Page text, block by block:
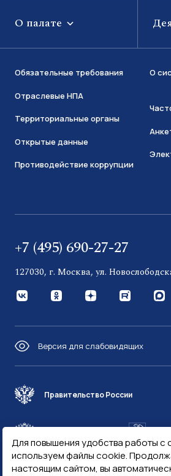
Для повышения удобства работы с
используем файлы cookie.
настоящим сайтом, вы
О палате
Обязательные требования
Отраслевые НПА
Территориальные органы
Открытые данные
Противодействие коррупции
О
+7 (495) 690-27-27
127030, г. Москва, ул.
Версия для слабовидящих
Правительство России
Госуслуги Госключ